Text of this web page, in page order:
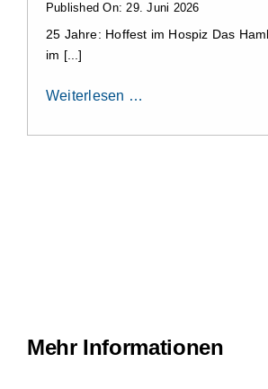
Published On: 29. Juni 2026
25 Jahre: Hoffest im Hospiz Das
im [...]
Weiterlesen …
Mehr Informationen